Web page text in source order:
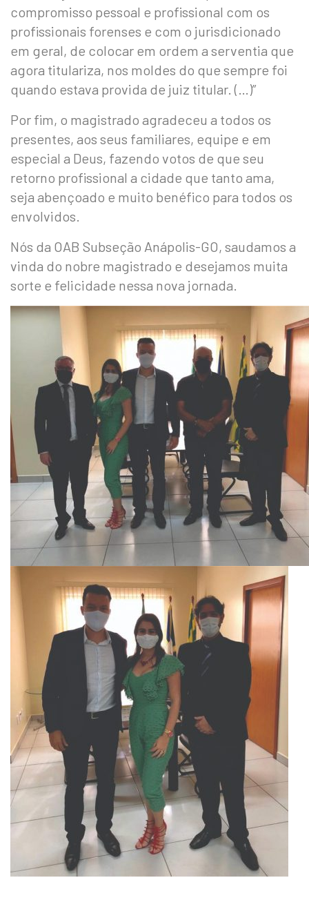
compromisso pessoal e profissional com os
profissionais forenses e com o jurisdicionado
em geral, de colocar em ordem a serventia que
agora titulariza, nos moldes do que sempre foi
quando estava provida de juiz titular. (…)”
Por fim, o magistrado agradeceu a todos os
presentes, aos seus familiares, equipe e em
especial a Deus, fazendo votos de que seu
retorno profissional a cidade que tanto ama,
seja abençoado e muito benéfico para todos os
envolvidos.
Nós da OAB Subseção Anápolis-GO, saudamos a
vinda do nobre magistrado e desejamos muita
sorte e felicidade nessa nova jornada.